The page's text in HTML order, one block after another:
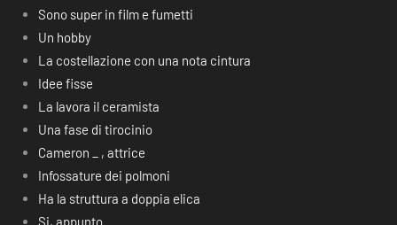
Sono super in film e fumetti
Un hobby
La costellazione con una nota cintura
Idee fisse
La lavora il ceramista
Una fase di tirocinio
Cameron _ , attrice
Infossature dei polmoni
Ha la struttura a doppia elica
Si, appunto